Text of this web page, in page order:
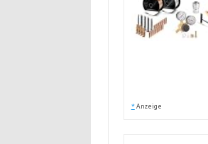
* Anzeige